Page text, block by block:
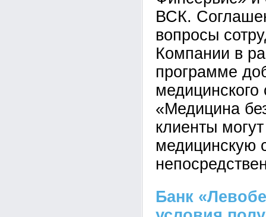
ВСК.
вопросы
Компании в
программе
«Медицина
клиенты
медицинскую
Банк